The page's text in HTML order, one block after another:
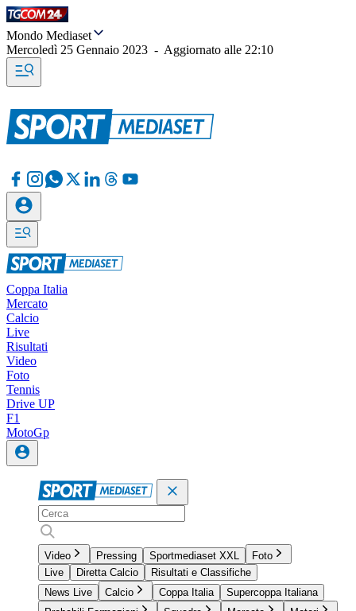
Mondo Mediaset
Mercoledì 25 Gennaio 2023 - Aggiornato alle 22:10
Coppa Italia
Mercato
Calcio
Live
Risultati
Video
Foto
Tennis
Drive UP
F1
MotoGp
Video Pressing Sportmediaset XXL
Foto
Live
Diretta Calcio
Risultati e Classifiche
News Live
Calcio Coppa Italia
Supercoppa Italiana